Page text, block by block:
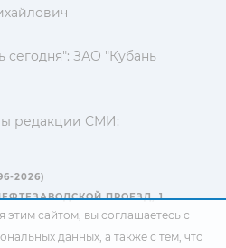
ЗАО "Кубань
редакции СМИ:
2026)
ПРОЕЗД, 1
этим сайтом, вы соглашаетесь с
данных, а также с тем, что